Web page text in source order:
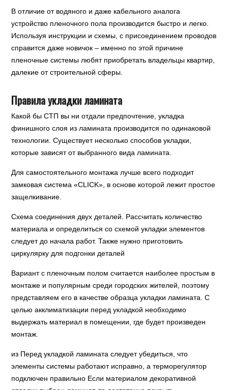
В отличие от водяного и даже кабельного аналога
устройство пленочного пола производится быстро и легко.
Используя инструкции и схемы, с присоединением проводов
справится даже новичок – именно по этой причине
пленочные системы любят приобретать владельцы квартир,
далекие от строительной сферы.
Правила укладки ламината
Какой бы СТП вы ни отдали предпочтение, укладка
финишного слоя из ламината производится по одинаковой
технологии. Существует несколько способов укладки,
которые зависят от выбранного вида ламината.
Для самостоятельного монтажа лучше всего подходит
замковая система «CLICK», в основе которой лежит простое
защелкивание.
Схема соединения двух деталей. Рассчитать количество
материала и определиться со схемой укладки элементов
следует до начала работ. Также нужно приготовить
циркулярку для подгонки деталей
Вариант с пленочным полом считается наиболее простым в
монтаже и популярным среди городских жителей, поэтому
представляем его в качестве образца укладки ламината. С
целью акклиматизации перед укладкой необходимо
выдержать материал в помещении, где будет произведен
монтаж.
из Перед укладкой ламината следует убедиться, что
элементы системы работают исправно, а терморегулятор
подключен правильно Если материалом декоративной